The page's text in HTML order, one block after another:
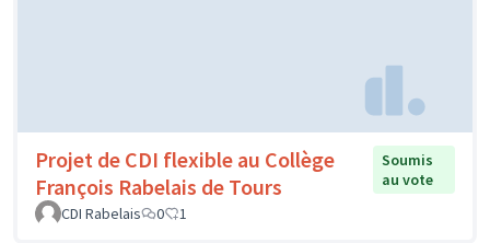
Projet de CDI flexible au Collège
François Rabelais de Tours
Soumis
au vote
CDI Rabelais
0 1